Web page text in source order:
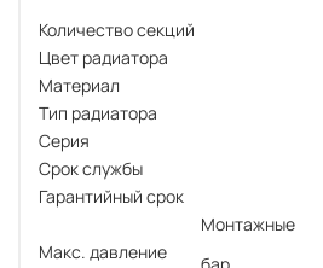
Количество секций
Цвет радиатора
Материал
Тип радиатора
Серия
Срок службы
Гарантийный срок
Монтажные
Макс. давление